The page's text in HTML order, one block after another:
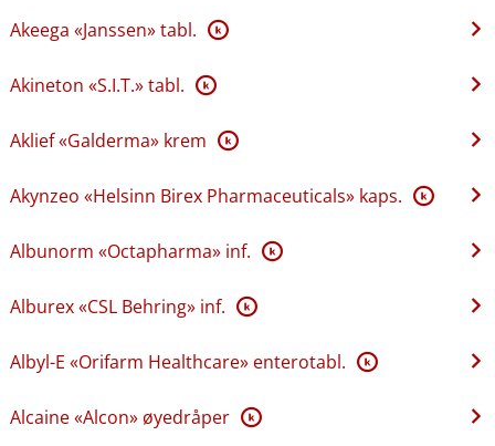
Akeega «Janssen» tabl. K
Akineton «S.I.T.» tabl. K
Aklief «Galderma» krem K
Akynzeo «Helsinn Birex Pharmaceuticals» kaps. K
Albunorm «Octapharma» inf. K
Alburex «CSL Behring» inf. K
Albyl-E «Orifarm Healthcare» enterotabl. K
Alcaine «Alcon» øyedråper K